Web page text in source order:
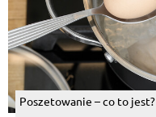
Poszetowanie – co to jest?